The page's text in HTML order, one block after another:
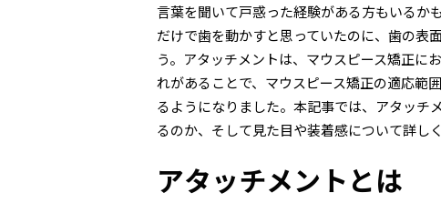
言葉を聞いて戸惑った経験がある方もいるか
だけで歯を動かすと思っていたのに、歯の表
う。アタッチメントは、マウスピース矯正に
れがあることで、マウスピース矯正の適応範
るようになりました。本記事では、アタッチ
るのか、そして見た目や装着感について詳し
アタッチメントとは